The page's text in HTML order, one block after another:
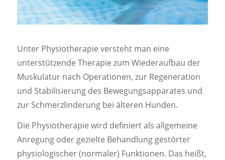
Unter Physiotherapie versteht man eine
unterstützende Therapie zum Wiederaufbau der
Muskulatur nach Operationen, zur Regeneration
und Stabilisierung des Bewegungsapparates und
zur Schmerzlinderung bei älteren Hunden.
Die Physiotherapie wird definiert als allgemeine
Anregung oder gezielte Behandlung gestörter
physiologischer (normaler) Funktionen. Das heißt,